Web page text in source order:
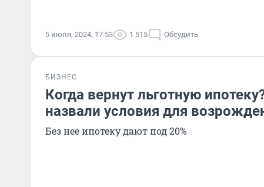
5 июля, 2024, 17:53 1 515 Обсудить
БИЗНЕС
Когда вернут льготную
назвали условия для
Без нее ипотеку дают под 20%